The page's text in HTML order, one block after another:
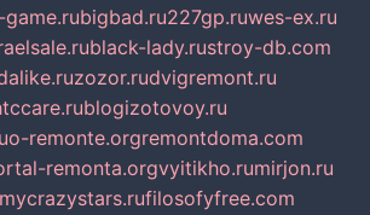
bigbad.ru227gp.ruwes-ex.ru
black-lady.rustroy-db.com
zozor.rudvigremont.ru
blogizotovoy.ru
o-remonte.orgremontdoma.com
remonta.orgvyitikho.rumirjon.ru
mycrazystars.rufilosofyfree.com